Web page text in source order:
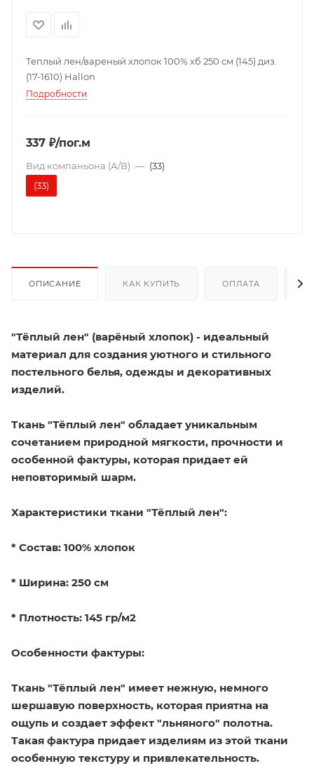
Теплый лен/вареный хлопок 100% хб 250 см (145) диз.
(17-1610) Hallon
Подробности
337 ₽/пог.м
Вид компаньона (А/B) — (33)
(33)
ОПИСАНИЕ КАК КУПИТЬ ОПЛАТА
"Тёплый лен" (варёный хлопок) - идеальный
материал для создания уютного и стильного
постельного белья, одежды и декоративных
изделий.
Ткань "Тёплый лен" обладает уникальным
сочетанием природной мягкости, прочности и
особенной фактуры, которая придает ей
неповторимый шарм.
Характеристики ткани "Тёплый лен":
* Состав: 100% хлопок
* Ширина: 250 см
* Плотность: 145 гр/м2
Особенности фактуры:
Ткань "Тёплый лен" имеет нежную, немного
шершавую поверхность, которая приятна на
ощупь и создает эффект "льняного" полотна.
Такая фактура придает изделиям из этой ткани
особенную текстуру и привлекательность.